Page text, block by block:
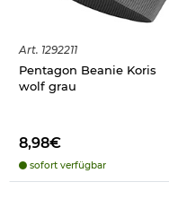
Art. 1292211
Pentagon Beanie Koris
wolf grau
8,98€
sofort verfügbar